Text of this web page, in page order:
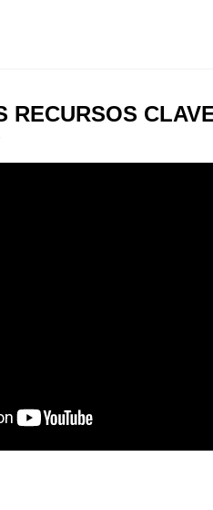
RECURSOS